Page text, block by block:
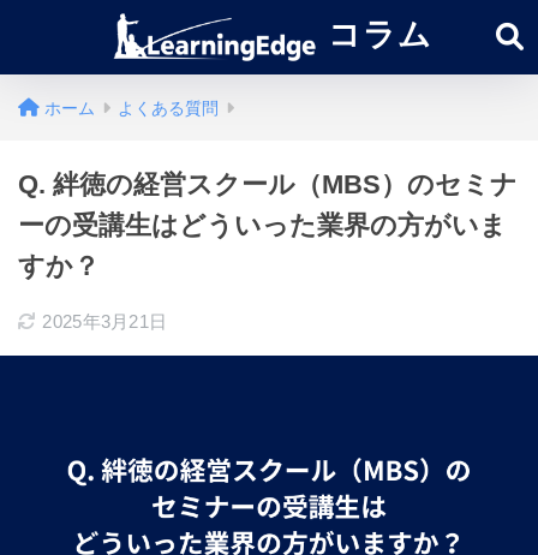
コラム
ホーム よくある質問
Q. 絆徳の経営スクール（MBS）のセミナ
ーの受講生はどういった業界の方がいま
すか？
2025年3月21日